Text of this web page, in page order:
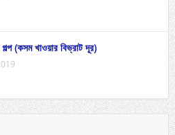
(কসম খাওয়ার বিভ্রাট দূর)